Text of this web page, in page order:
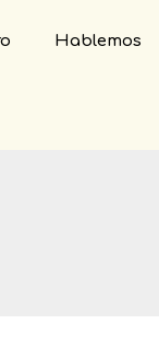
Hablemos